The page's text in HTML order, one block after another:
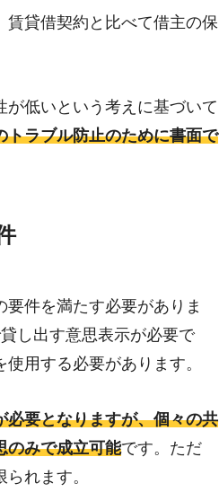
賃貸借契約と比べて借主の保
低いという考えに基づいて
トラブル防止のために書面で
件を満たす必要がありま
し出す意思表示が必要で
用する必要があります。
必要となりますが、個々の共
のみで成立可能です。ただ
れます。